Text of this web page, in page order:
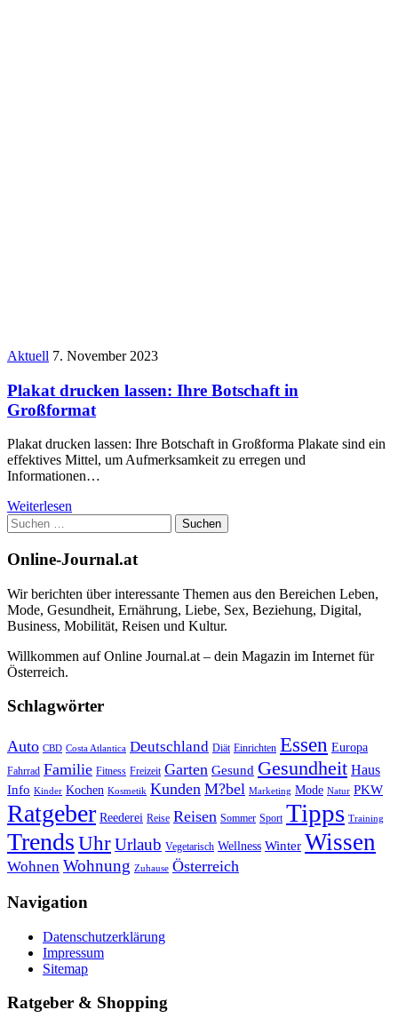
Aktuell 7. November 2023
Plakat drucken lassen: Ihre Botschaft in
Großformat
Plakat drucken lassen: Ihre Botschaft in Großforma Plakate sind ein
effektives Mittel, um Aufmerksamkeit zu erregen und
Informationen…
Weiterlesen
Suchen
nach:
Online-Journal.at
Wir berichten über interessante Themen aus den Bereichen Leben,
Mode, Gesundheit, Ernährung, Liebe, Sex, Beziehung, Digital,
Business, Mobilität, Reisen und Kultur.
Willkommen auf Online Journal.at – dein Magazin im Internet für
Österreich.
Schlagwörter
Auto CBD Costa Atlantica Deutschland Diät Einrichten Essen Europa
Fahrrad Familie Fitness Freizeit Garten Gesund Gesundheit Haus
Info Kinder Kochen Kosmetik Kunden M?bel Marketing Mode Natur PKW
Ratgeber Reederei Reise Reisen Sommer Sport Tipps Training
Trends UhrUrlaub Vegetarisch Wellness Winter Wissen
Wohnen Wohnung Zuhause Österreich
Navigation
Datenschutzerklärung
Impressum
Sitemap
Ratgeber & Shopping